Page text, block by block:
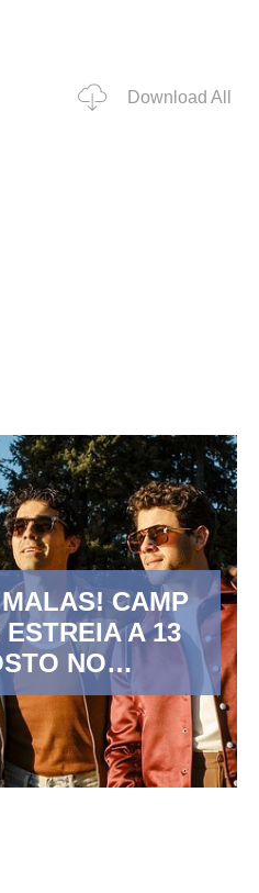
Download All
CAMP
A 13
NO
E
NO